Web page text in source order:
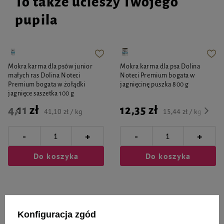
pupila
Mokra karma dla psów junior
małych ras Dolina Noteci
Premium bogata w żołądki
jagnięce saszetka 100 g
4,11 zł 41,10 zł / kg
- +
Do koszyka
Mokra karma dla psa Dolina
Noteci Premium bogata w
jagnięcinę puszka 800 g
12,35 zł 15,44 zł / kg
- +
Do koszyka
Konfiguracja zgód